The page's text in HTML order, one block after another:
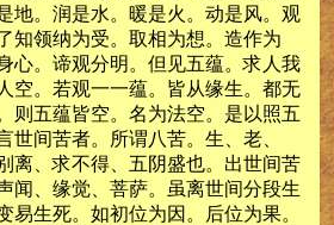
地。润是水。暖是火。动是风。观
知领纳为受。取相为想。造作为
心。谛观分明。但见五蕴。求人我
空。若观一一蕴。皆从缘生。都无
则五蕴皆空。名为法空。是以照五
世间苦者。所谓八苦。生、老、
离、求不得、五阴盛也。出世间苦
闻、缘觉、菩萨。虽离世间分段生
易生死。如初位为因。后位为果。